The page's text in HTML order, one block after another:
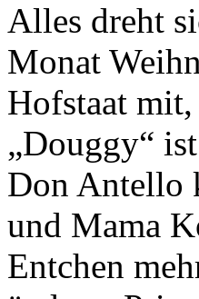
Alles dreht
Monat
Hofstaat
„Douggy“
Don Antello
und Mama
Entchen